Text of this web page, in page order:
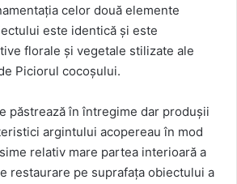
celor două elemente
este identică şi este
florale şi vegetale stilizate ale
Piciorul cocoşului.
păstrează în întregime dar produşii
argintului acopereau în mod
relativ mare partea interioară a
restaurare pe suprafaţa obiectului a